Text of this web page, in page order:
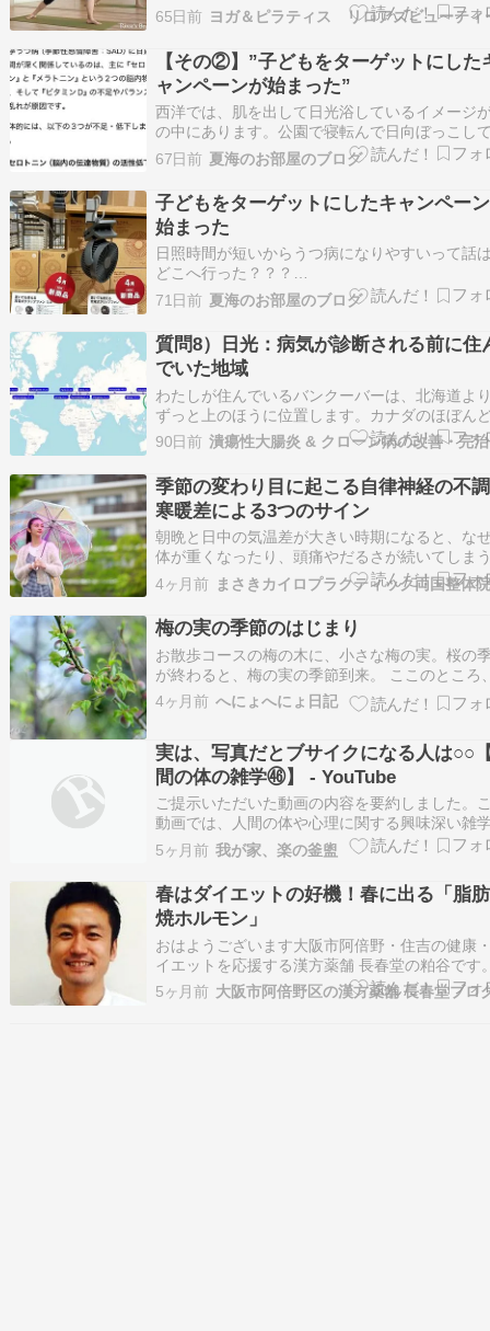
っきりしなかったり、睡眠の質が低下したりす
とがあります。日光を浴びることで分泌される
ロトニン」は、心の安定や幸福感に関わるだけ
く、睡眠のリズムを整える「メラトニン」の材
も…
65日前 ヨガ＆ピラティス リロアズビューティ
【その②】”子どもをターゲットにした
ャンペーンが始まった”
西洋では、肌を出して日光浴しているイメージ
の中にあります。公園で寝転んで日向ぼっこし
風景とかね。お年寄りも短パンを履いて、日光
している風景を写真やテレビとかでよく見てい
れど、日本では日焼けするなと言う報道しか見
なぁと思うですよ。で、うつ病が増えている。
と…
67日前 夏海のお部屋のブログ
子どもをターゲットにしたキャンペー
始まった
日照時間が短いからうつ病になりやすいって話
どこへ行った？？？
https://www.nikkei.com/article/
「子どもにサングラス」は当たり前 紫外線リス
く - 日本経済新聞子どもの目は驚異的だ。新生
71日前 夏海のお部屋のブログ
質問8）日光：病気が診断される前に住
でいた地域
わたしが住んでいるバンクーバーは、北海道よ
ずっと上のほうに位置します。カナダのほぼん
都市は、バンクーバーと同じ緯度に位置し、潰
大腸炎/クローン病の国民有病率は、世界のトッ
ラスです。イギリスや北欧は、さらに北にあり
ずれも国民有病率の高さはカナダ並みです。そ
な…
90日前 潰
季節の変わり目に起こる自律神経の不
寒暖差による3つのサイン
朝晩と日中の気温差が大きい時期になると、な
体が重くなったり、頭痛やだるさが続いてしま
とはありませんか？ 仕事に行かなければいけな
に体がついてこない、でも検査をしてもこれと
た異常はないと言われてしまう。そんなもどか
から、自律神経と寒暖差の関係について調べて
る…
4ヶ月前 まさきカイロプラクティック両国整体
梅の実の季節のはじまり
お散歩コースの梅の木に、小さな梅の実。桜の
が終わると、梅の実の季節到来。 ここのところ
とか曇りとか、お天気がどんよりしていること
いけれど、植物にとっては恵みの雨なんですか
響が出そうです。 そういえば、去年は梅シロッ
を…
4ヶ月前 へにょへにょ日記
実は、写真だとブサイクになる人は○○
間の体の雑学㊻】 - YouTube
ご提示いただいた動画の内容を要約しました。
動画では、人間の体や心理に関する興味深い雑
紹介されています。「写真だとブサイクに見え
理由[01:05] 実は、写真に写る自分が「ブサイク
と感じてしまうのは、見た目の問題ではなく、
単純接触効果による錯覚が原因です。人は…
5ヶ月前 我が家、楽の釜盥
春はダイエットの好機！春に出る「脂
焼ホルモン」
おはようございます大阪市阿倍野・住吉の健康
イエットを応援する漢方薬舗 長春堂の粕谷です
がつけば、夕方も遅くまで日が出ている… すっ
「日がのびたなぁ～」と感じるようになりまし
5ヶ月前 大阪市阿倍野区の漢方薬舗 長春堂ブロ